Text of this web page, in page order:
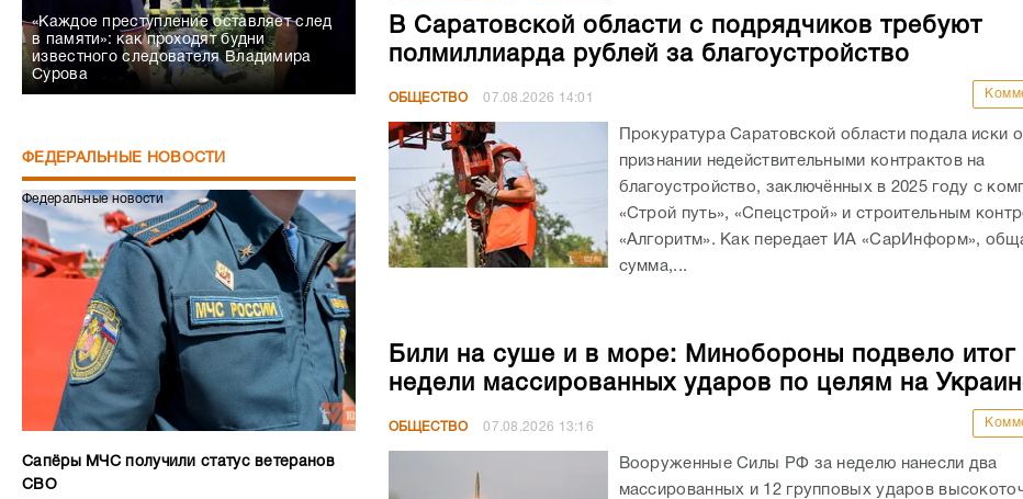
«Каждое преступление оставляет след
в памяти»: как проходят будни
известного следователя Владимира
Сурова
ФЕДЕРАЛЬНЫЕ НОВОСТИ
Федеральные новости
Сапёры МЧС получили статус ветеранов
СВО
В Саратовской области с подрядчиков требуют
полмиллиарда рублей за благоустройство
ОБЩЕСТВО 07.08.2026 14:01
Прокуратура Саратовской области подала иски о
признании недействительными контрактов на
благоустройство, заключённых в 2025 году с
«Строй путь», «Спецстрой» и строительным
«Алгоритм». Как передает ИА «СарИнформ»,
сумма,...
Били на суше и в море: Минобороны подвело итог
недели массированных ударов по целям на
ОБЩЕСТВО 07.08.2026 13:16
Вооруженные Силы РФ за неделю нанесли два
массированных и 12 групповых ударов